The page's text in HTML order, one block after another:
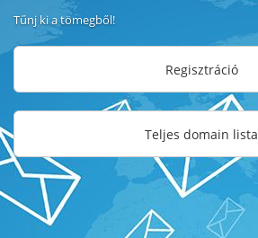
Tűnj ki a tömegből!
Regisztráció
Teljes domain lista